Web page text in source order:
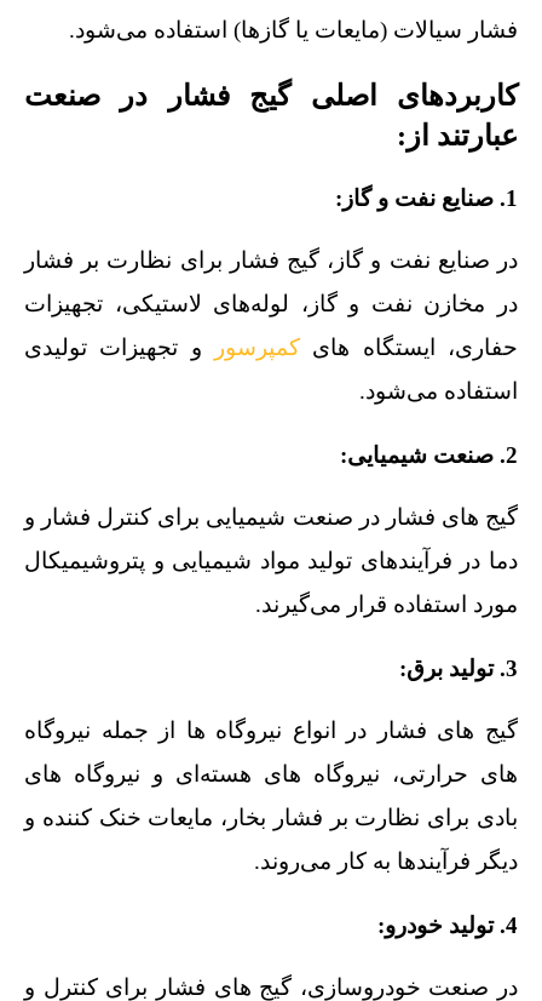
فشار سیالات (مایعات یا گازها) استفاده می‌شود.
کاربردهای اصلی گیج فشار در صنعت
عبارتند از:
1. صنایع نفت و گاز:
در صنایع نفت و گاز، گیج فشار برای نظارت بر فشار
در مخازن نفت و گاز، لوله‌های لاستیکی، تجهیزات
حفاری، ایستگاه‌ های کمپرسور
و تجهیزات تولیدی
استفاده می‌شود.
2. صنعت شیمیایی:
گیج‌ های فشار در صنعت شیمیایی برای کنترل فشار و
دما در فرآیندهای تولید مواد شیمیایی و پتروشیمیکال
مورد استفاده قرار می‌گیرند.
3. تولید برق:
گیج‌ های فشار در انواع نیروگاه‌ ها از جمله نیروگاه‌
های حرارتی، نیروگاه‌ های هسته‌ای و نیروگاه‌ های
بادی برای نظارت بر فشار بخار، مایعات خنک‌ کننده و
دیگر فرآیندها به کار می‌روند.
4. تولید خودرو:
در صنعت خودروسازی، گیج‌ های فشار برای کنترل و